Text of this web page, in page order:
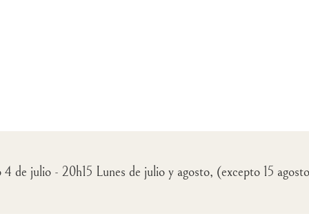
4 de julio - 20h15 Lunes de julio y agosto, (excepto 15